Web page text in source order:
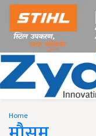
Home